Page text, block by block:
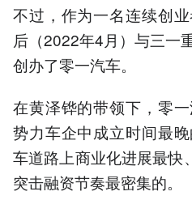
不过，作为一名连续创
后（2022年4月）与三一
创办了零一汽车。
在黄泽铧的带领下，零
势力车企中成立时间最
车道路上商业化进展最快
突击融资节奏最密集的。